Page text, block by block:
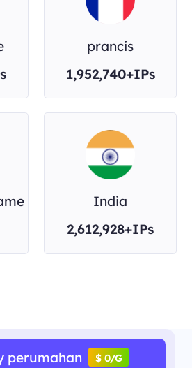
prancis
1,952,740+IPs
India
2,612,928+IPs
perumahan $ 0/G